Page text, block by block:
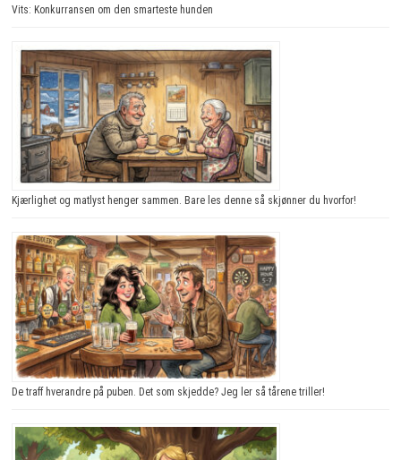
Vits: Konkurransen om den smarteste hunden
Kjærlighet og matlyst henger sammen. Bare les denne så skjønner du hvorfor!
De traff hverandre på puben. Det som skjedde? Jeg ler så tårene triller!